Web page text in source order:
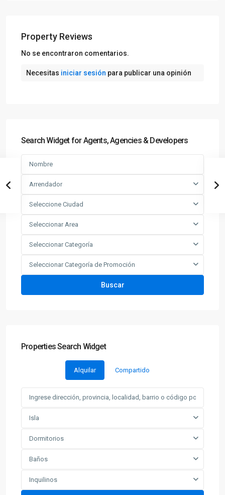
Property Reviews
No se encontraron comentarios.
Necesitas iniciar sesión para publicar una opinión
Search Widget for Agents, Agencies & Developers
Arrendador
Seleccione Ciudad
Seleccionar Area
Seleccionar Categoría
Seleccionar Categoría de Promoción
Buscar
Properties Search Widget
Alquilar Compartido
Isla
Dormitorios
Baños
Inquilinos